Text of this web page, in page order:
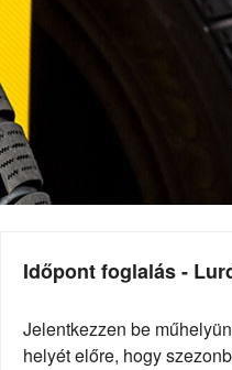
Időpont foglalás -
Jelentkezzen be
helyét előre, hogy